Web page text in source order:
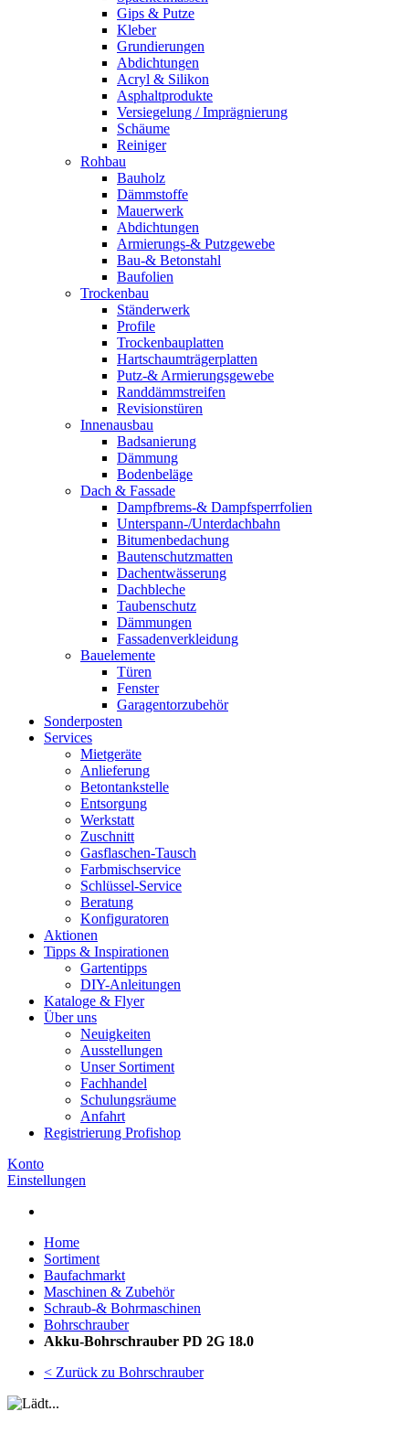
Gips & Putze
Kleber
Grundierungen
Abdichtungen
Acryl & Silikon
Asphaltprodukte
Versiegelung / Imprägnierung
Schäume
Reiniger
Rohbau
Bauholz
Dämmstoffe
Mauerwerk
Abdichtungen
Armierungs-& Putzgewebe
Bau-& Betonstahl
Baufolien
Trockenbau
Ständerwerk
Profile
Trockenbauplatten
Hartschaumträgerplatten
Putz-& Armierungsgewebe
Randdämmstreifen
Revisionstüren
Innenausbau
Badsanierung
Dämmung
Bodenbeläge
Dach & Fassade
Dampfbrems-& Dampfsperrfolien
Unterspann-/Unterdachbahn
Bitumenbedachung
Bautenschutzmatten
Dachentwässerung
Dachbleche
Taubenschutz
Dämmungen
Fassadenverkleidung
Bauelemente
Türen
Fenster
Garagentorzubehör
Sonderposten
Services
Mietgeräte
Anlieferung
Betontankstelle
Entsorgung
Werkstatt
Zuschnitt
Gasflaschen-Tausch
Farbmischservice
Schlüssel-Service
Beratung
Konfiguratoren
Aktionen
Tipps & Inspirationen
Gartentipps
DIY-Anleitungen
Kataloge & Flyer
Über uns
Neuigkeiten
Ausstellungen
Unser Sortiment
Fachhandel
Schulungsräume
Anfahrt
Registrierung Profishop
Konto
Einstellungen
Home
Sortiment
Baufachmarkt
Maschinen & Zubehör
Schraub-& Bohrmaschinen
Bohrschrauber
Akku-Bohrschrauber PD 2G 18.0
< Zurück zu Bohrschrauber